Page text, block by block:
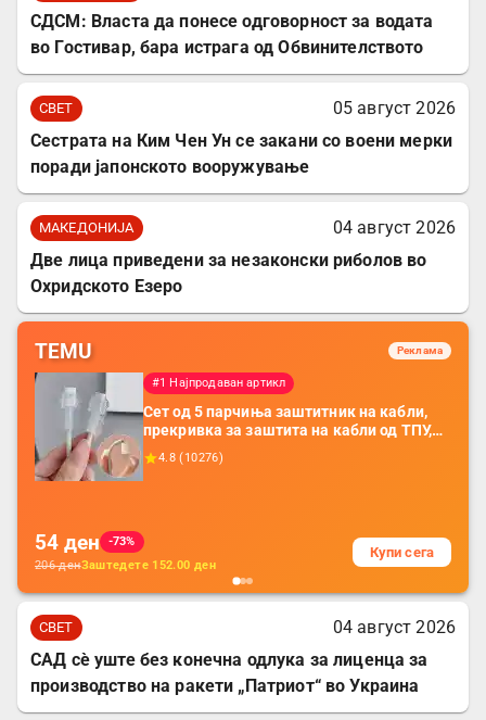
СДСМ: Власта да понесе одговорност за водата
во Гостивар, бара истрага од Обвинителството
СВЕТ
05 август 2026
Сестрата на Ким Чен Ун се закани со воени мерки
поради јапонското вооружување
МАКЕДОНИЈА
04 август 2026
Две лица приведени за незаконски риболов во
Охридското Езеро
TEMU Реклама
#1 Најпродаван артикл
Сет од 5 парчиња заштитник на кабли,
прекривка за заштита на кабли од ТПУ,
додатоци за заштита на кабли, без
батерија, за мобилни телефони, комплет
4.8 (10276)
54 ден
-73%
206денЗаштедете 152.00 ден
Купи сега
СВЕТ
04 август 2026
САД сè уште без конечна одлука за лиценца за
производство на ракети „Патриот“ во Украина